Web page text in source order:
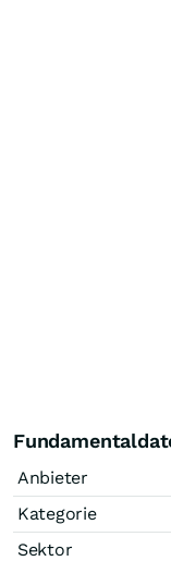
Anbieter
Kategorie
Sektor